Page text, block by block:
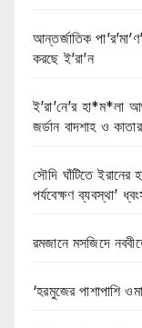
আন্তর্জাতিক
করছে ই’রা’ন
ই’রা’নে’র হা*ম*লা
জর্ডান বাদশাহ ও
সৌদি ঘাঁটিতে
পর্যবেক্ষণ ব্যবস্থা’
রমজানে মসজিদে
‘হরমুজের পাশাপাশি